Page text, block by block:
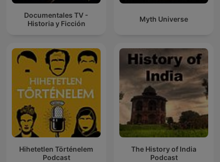
Documentales TV -
Historia y Ficción
Myth Universe
Hihetetlen Történelem
Podcast
The History of India
Podcast